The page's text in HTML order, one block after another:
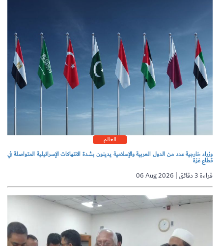
العالم
وزراء خارجية عدد من الدول العربية والإسلامية يدينون بشدة الانتهاكات الإسرائيلية المتواصلة في
قطاع غزة
06 Aug 2026 | قراءة 3 دقائق